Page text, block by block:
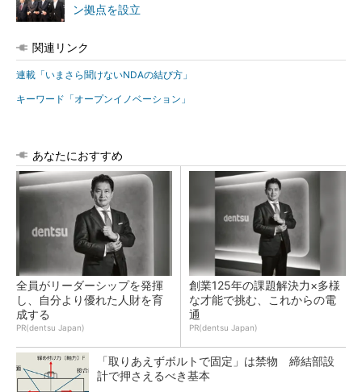
ン拠点を設立
関連リンク
連載「いまさら聞けないNDAの結び方」
キーワード「オープンイノベーション」
あなたにおすすめ
全員がリーダーシップを発揮
し、自分より優れた人財を育
成する
PR(dentsu Japan)
創業125年の課題解決力×多様
な才能で挑む、これからの電
通
PR(dentsu Japan)
「取りあえずボルトで固定」は禁物 締結部設
計で押さえるべき基本